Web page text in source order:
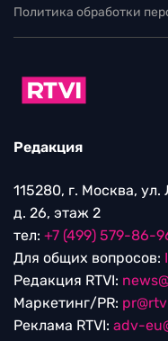
Политика обработки
Редакция
115280, г. Москва,
д. 26, этаж 2
тел: +7 (499) 579-86-
Для общих вопросов:
Редакция RTVI:
Маркетинг/PR:
Реклама RTVI: adv-